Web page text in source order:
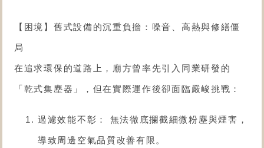
【困境】舊式設備的沉重負擔：噪音、高熱與修繕僵
局
在追求環保的道路上，廟方曾率先引入同業研發的
「乾式集塵器」，但在實際運作後卻面臨嚴峻挑戰：
過濾效能不彰： 無法徹底攔截細微粉塵與煙害，
導致周邊空氣品質改善有限。